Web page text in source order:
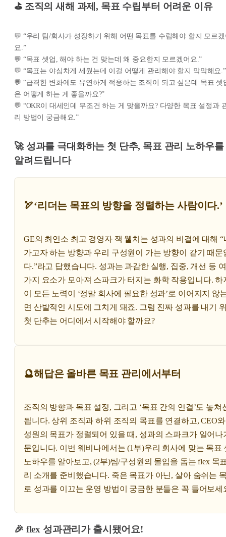
⛳ 조직의 새해 과제, 목표 수립부터 어려운 이유
💬 “우리 팀/회사가 성장하기 위해 어떤 목표를 수립해야 할지 모르
요.”
💬 “목표 셋업, 해야 하는 건 맞는데 왜 중요한지 모르겠어요.”
💬 “목표는 야심차게 세웠는데 이걸 어떻게 관리해야 할지 막막해요.”
💬 “급격한 변화에도 유연하게 적응하는 조직이 되고 싶은데 목표 셋
은 어떻게 하는 게 좋을까요?”
💬 “OKR이 대세인데 무조건 하는 게 맞을까요? 다양한 목표 설정과
리 방법이 궁금해요.”
🚀 성과를 극대화하는 첫 단추, 목표 관리 노하우를
알려드립니다
🏹‘리더는 목표의 방향을 정렬하는 사람이다.’
GE의 최연소 최고 경영자 잭 웰치는 성과의 비결에 대해 “
가고자 하는 방향과 우리 구성원이 가는 방향이 같기 때문
다.”라고 답했습니다. 성과는 과감한 실행, 집중, 개선 등
가지 요소가 모아져 스파크가 터지는 화학 작용입니다. 하
이 모든 노력이 ‘정말 회사에 필요한 성과’로 이어지지 않
면 산발적인 시도에 그치게 돼죠. 그럼 진짜 성과를 내기
첫 단추는 어디에서 시작해야 할까요?
🔮해답은 올바른 목표 관리에서부터
조직의 방향과 목표 설정, 그리고 ‘목표 간의 연결’도 놓쳐
됩니다. 상위 조직과 하위 조직의 목표를 연결하고, CEO
성원의 목표가 정렬되어 있을 때, 성과의 스파크가 일어나
문입니다. 이번 웨비나에서는 (1부)우리 회사에 맞는 목표
노하우를 알아보고, (2부)팀/구성원의 몰입을 돕는 flex 목
리 소개를 준비했습니다. 죽은 목표가 아닌, 살아 숨쉬는
로 성과를 이끄는 운영 방법이 궁금한 분들은 꼭 들어보세
🎉 flex 성과관리가 출시됐어요!